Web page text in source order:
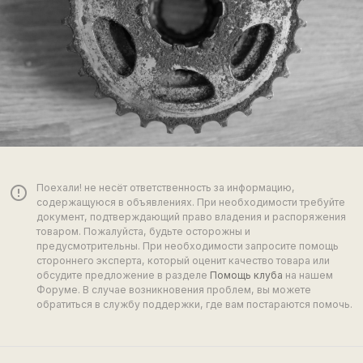
error_outline
Поехали! не несёт ответственность за информацию,
содержащуюся в объявлениях. При необходимости требуйте
документ, подтверждающий право владения и распоряжения
товаром. Пожалуйста, будьте осторожны и
предусмотрительны. При необходимости запросите помощь
стороннего эксперта, который оценит качество товара или
обсудите предложение в разделе Помощь клуба на нашем
Форуме. В случае возникновения проблем, вы можете
обратиться в службу поддержки, где вам постараются помочь.